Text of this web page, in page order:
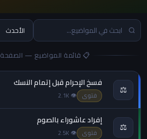
📋 قائمة المواضيع — الصفحة 2 من 7
⚖️ فسخ الإحرام قبل إتمام النسك
فتوى 👁 2.1K
⚖️ إفراد عاشوراء بالصوم
فتوى 👁 2.5K